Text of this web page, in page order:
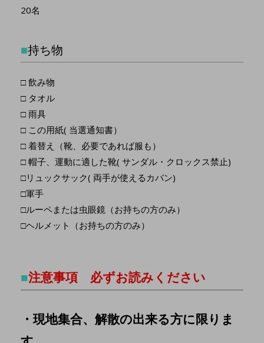
20名
■持ち物
□ 飲み物
□ タオル
□ 雨具
□ この用紙( 当選通知書）
□ 着替え（靴、必要であれば服も）
□ 帽子、運動に適した靴( サンダル・クロックス禁止)
□リュックサック( 両手が使えるカバン)
□軍手
□ルーペまたは虫眼鏡（お持ちの方のみ）
□ヘルメット（お持ちの方のみ）
■注意事項 必ずお読みください
・現地集合、解散の出来る方に限りま